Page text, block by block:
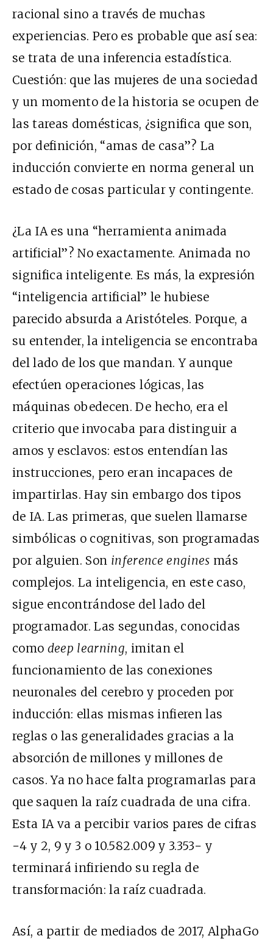
racional sino a través de muchas
experiencias. Pero es probable que así sea:
se trata de una inferencia estadística.
Cuestión: que las mujeres de una sociedad
y un momento de la historia se ocupen de
las tareas domésticas, ¿significa que son,
por definición, “amas de casa”? La
inducción convierte en norma general un
estado de cosas particular y contingente.
¿La IA es una “herramienta animada
artificial”? No exactamente. Animada no
significa inteligente. Es más, la expresión
“inteligencia artificial” le hubiese
parecido absurda a Aristóteles. Porque, a
su entender, la inteligencia se encontraba
del lado de los que mandan. Y aunque
efectúen operaciones lógicas, las
máquinas obedecen. De hecho, era el
criterio que invocaba para distinguir a
amos y esclavos: estos entendían las
instrucciones, pero eran incapaces de
impartirlas. Hay sin embargo dos tipos
de IA. Las primeras, que suelen llamarse
simbólicas o cognitivas, son programadas
por alguien. Son inference engines más
complejos. La inteligencia, en este caso,
sigue encontrándose del lado del
programador. Las segundas, conocidas
como deep learning, imitan el
funcionamiento de las conexiones
neuronales del cerebro y proceden por
inducción: ellas mismas infieren las
reglas o las generalidades gracias a la
absorción de millones y millones de
casos. Ya no hace falta programarlas para
que saquen la raíz cuadrada de una cifra.
Esta IA va a percibir varios pares de cifras
−4 y 2, 9 y 3 o 10.582.009 y 3.353− y
terminará infiriendo su regla de
transformación: la raíz cuadrada.
Así, a partir de mediados de 2017, AlphaGo